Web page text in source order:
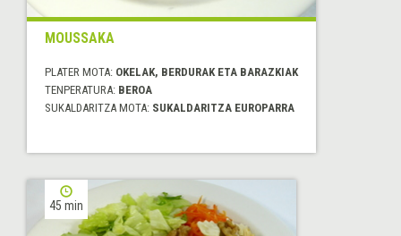
MOUSSAKA
PLATER MOTA: OKELAK, BERDURAK ETA BARAZKIAK
TENPERATURA: BEROA
SUKALDARITZA MOTA: SUKALDARITZA EUROPARRA
45 min